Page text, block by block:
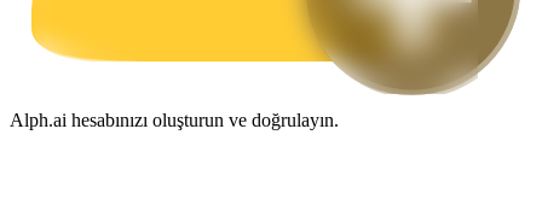
Alph.ai hesabınızı oluşturun ve doğrulayın.